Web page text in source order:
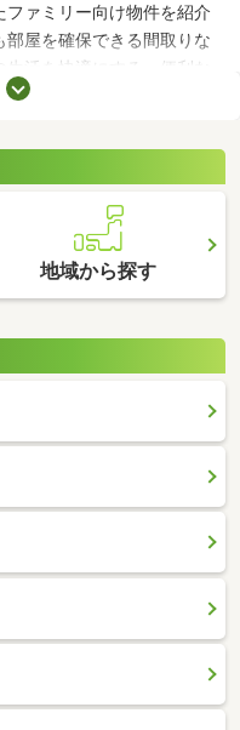
ァミリー向け物件を紹介
部屋を確保できる間取りな
活を快適にする、便利な
育て世帯はもちろん、こ
地域から探す